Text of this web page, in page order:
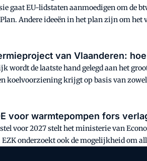
gaat EU-lidstaten aanmoedigen om de
Andere ideeën in het plan zijn om
van Vlaanderen:
wordt de laatste hand gelegd aan het
koelvoorziening krijgt op basis van zowel
voor warmtepompen fors
voor 2027 stelt het ministerie van
EZK onderzoekt ook de mogelijkheid om